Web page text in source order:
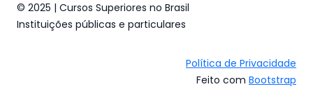
© 2025 | Cursos Superiores no Brasil
Instituições públicas e particulares
Política de Privacidade
Feito com Bootstrap